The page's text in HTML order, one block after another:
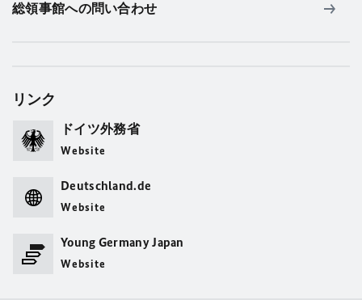
総領事館への問い合わせ
リンク
ドイツ外務省
Website
Deutschland.de
Website
Young Germany Japan
Website